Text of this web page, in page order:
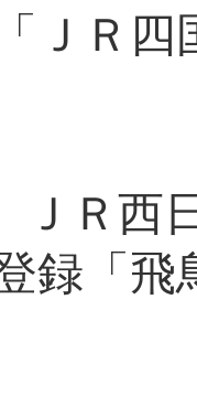
ＪＲ
ＪＲ西
録「